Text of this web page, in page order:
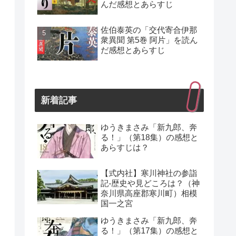
んだ感想とあらすじ
佐伯泰英の「交代寄合伊那
衆異聞 第5巻 阿片」を読ん
だ感想とあらすじ
新着記事
ゆうきまさみ「新九郎、奔
る！」（第18集）の感想と
あらすじは？
【式内社】寒川神社の参詣
記-歴史や見どころは？（神
奈川県高座郡寒川町）相模
国一之宮
ゆうきまさみ「新九郎、奔
る！」（第17集）の感想と